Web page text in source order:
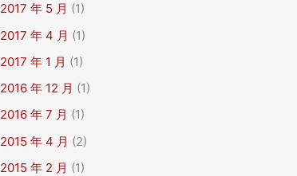
2017 年 5 月 (1)
2017 年 4 月 (1)
2017 年 1 月 (1)
2016 年 12 月 (1)
2016 年 7 月 (1)
2015 年 4 月 (2)
2015 年 2 月 (1)